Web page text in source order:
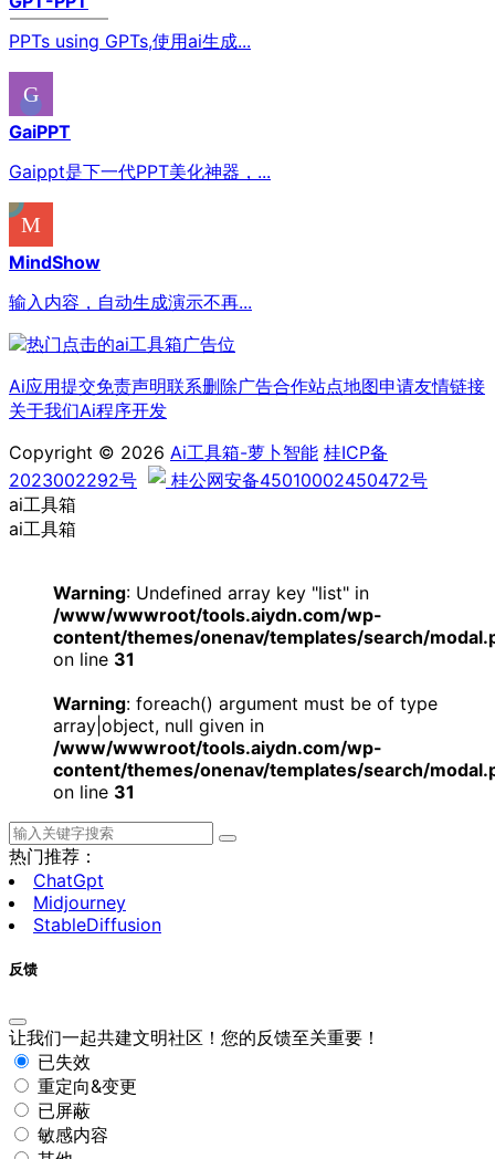
PPTs using GPTs,使用ai生成...
GaiPPT
Gaippt是下一代PPT美化神器，...
MindShow
输入内容，自动生成演示不再...
Ai应用提交免责声明联系删除广告合作站点地图申请友情链接
关于我们Ai程序开发
Copyright © 2026 Ai工具箱-萝卜智能 桂ICP备
2023002292号
桂公网安备45010002450472号
ai工具箱
ai工具箱
Warning: Undefined array key "list" in
/www/wwwroot/tools.aiydn.com/wp-
content/themes/onenav/templates/search/
on line 31
Warning: foreach() argument must be of type
array|object, null given in
/www/wwwroot/tools.aiydn.com/wp-
content/themes/onenav/templates/search/
on line 31
热门推荐：
ChatGpt
Midjourney
StableDiffusion
反馈
让我们一起共建文明社区！您的反馈至关重要！
已失效
重定向&变更
已屏蔽
敏感内容